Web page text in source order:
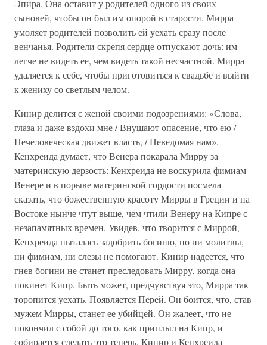
Эпира. Она оставит у родителей одного из своих
сыновей, чтобы он был им опорой в старости. Мирра
умоляет родителей позволить ей уехать сразу после
венчанья. Родители скрепя сердце отпускают дочь: им
легче не видеть ее, чем видеть такой несчастной. Мирра
удаляется к себе, чтобы приготовиться к свадьбе и выйти
к жениху со светлым челом.
Кинир делится с женой своими подозрениями: «Слова,
глаза и даже вздохи мне / Внушают опасение, что ею /
Нечеловеческая движет власть, / Неведомая нам».
Кенхреида думает, что Венера покарала Мирру за
материнскую дерзость: Кенхреида не воскурила фимиам
Венере и в порыве материнской гордости посмела
сказать, что божественную красоту Мирры в Греции и на
Востоке нынче чтут выше, чем чтили Венеру на Кипре с
незапамятных времен. Увидев, что творится с Миррой,
Кенхреида пыталась задобрить богиню, но ни молитвы,
ни фимиам, ни слезы не помогают. Кинир надеется, что
гнев богини не станет преследовать Мирру, когда она
покинет Кипр. Быть может, предчувствуя это, Мирра так
торопится уехать. Появляется Перей. Он боится, что, став
мужем Мирры, станет ее убийцей. Он жалеет, что не
покончил с собой до того, как приплыл на Кипр, и
собирается сделать это теперь. Кинир и Кенхреида